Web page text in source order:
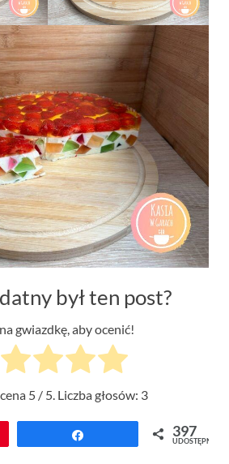
był ten post?
gwiazdkę, aby ocenić!
5 / 5. Liczba głosów: 3
397
UDOSTĘPNIEŃ